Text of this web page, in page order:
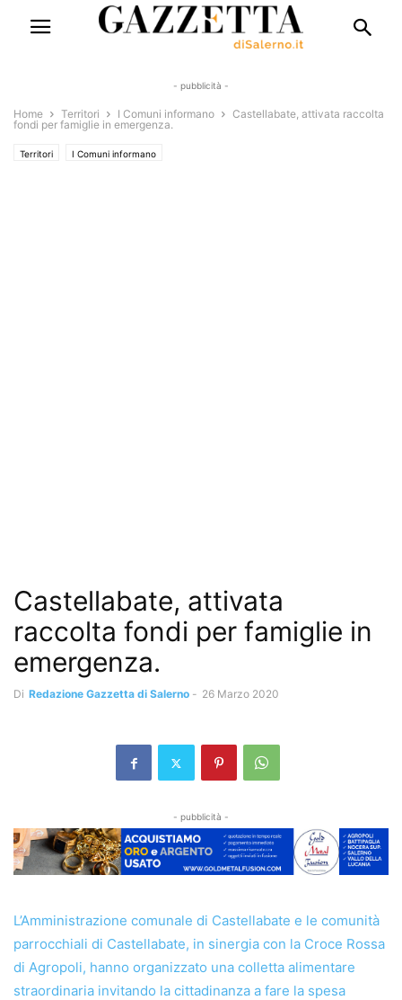
- pubblicità -
Home Territori I Comuni informano
Castellabate, attivata raccolta
fondi per famiglie in emergenza.
Territori I Comuni informano
Castellabate, attivata
raccolta fondi per famiglie in
emergenza.
Di Redazione Gazzetta di Salerno - 26 Marzo 2020
- pubblicità -
L’Amministrazione comunale di Castellabate e le comunità
parrocchiali di Castellabate, in sinergia con la Croce Rossa
di Agropoli, hanno organizzato una colletta alimentare
straordinaria invitando la cittadinanza a fare la spesa